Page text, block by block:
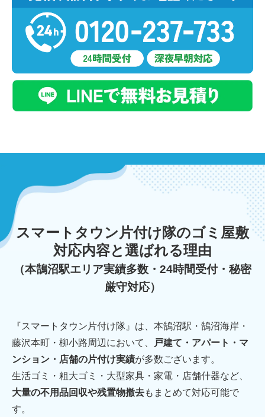
スマートタウン片付け隊のゴミ屋敷
対応内容と選ばれる理由
（本鵠沼駅エリア実績多数・24時間受付・秘密
厳守対応）
『スマートタウン片付け隊』は、本鵠沼駅・鵠沼海岸・
藤沢本町・柳小路周辺において、
戸建て・アパート・マ
ンション・店舗の片付け実績が多数ございます。
生活ゴミ・粗大ゴミ・大型家具・家電・店舗什器など、
大量の不用品回収や残置物撤去もまとめて対応可能で
す。